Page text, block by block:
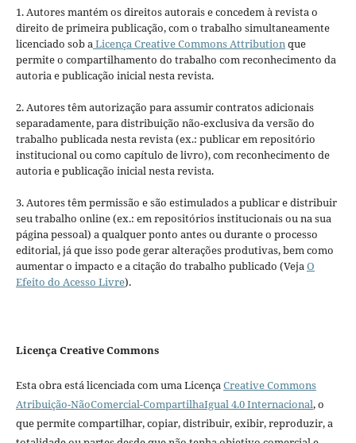
1. Autores mantém os direitos autorais e concedem à revista o
direito de primeira publicação, com o trabalho simultaneamente
licenciado sob aLicença Creative Commons Attributionque
permite o compartilhamento do trabalho com reconhecimento da
autoria e publicação inicial nesta revista.
2. Autores têm autorização para assumir contratos adicionais
separadamente, para distribuição não-exclusiva da versão do
trabalho publicada nesta revista (ex.: publicar em repositório
institucional ou como capítulo de livro), com reconhecimento de
autoria e publicação inicial nesta revista.
3. Autores têm permissão e são estimulados a publicar e distribuir
seu trabalho online (ex.: em repositórios institucionais ou na sua
página pessoal) a qualquer ponto antes ou durante o processo
editorial, já que isso pode gerar alterações produtivas, bem como
aumentar o impacto e a citação do trabalho publicado (VejaO
Efeito do Acesso Livre).
Licença Creative Commons
Esta obra está licenciada com uma LicençaCreative Commons
Atribuição-NãoComercial-CompartilhaIgual 4.0 Internacional, o
que permite compartilhar, copiar, distribuir, exibir, reproduzir, a